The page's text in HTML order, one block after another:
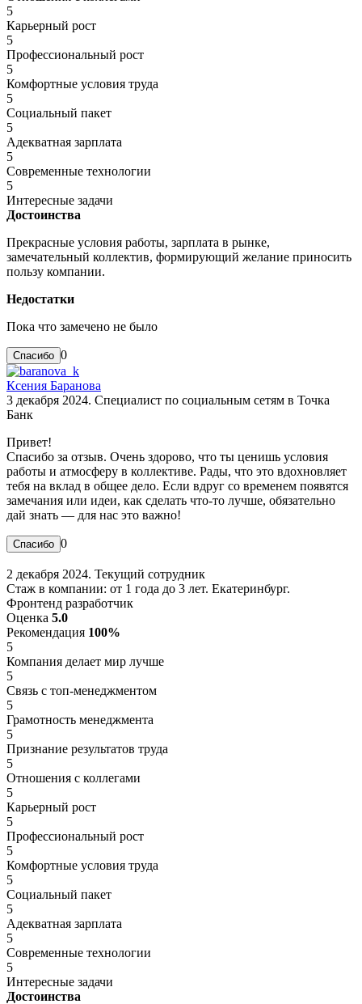
5
Карьерный рост
5
Профессиональный рост
5
Комфортные условия труда
5
Социальный пакет
5
Адекватная зарплата
5
Современные технологии
5
Интересные задачи
Достоинства
Прекрасные условия работы, зарплата в рынке,
замечательный коллектив, формирующий желание приносить
пользу компании.
Недостатки
Пока что замечено не было
0
Ксения Баранова
3 декабря 2024. Специалист по социальным сетям в Точка
Банк
Привет!
Спасибо за отзыв. Очень здорово, что ты ценишь условия
работы и атмосферу в коллективе. Рады, что это вдохновляет
тебя на вклад в общее дело. Если вдруг со временем появятся
замечания или идеи, как сделать что-то лучше, обязательно
дай знать — для нас это важно!
0
2 декабря 2024. Текущий сотрудник
Стаж в компании: от 1 года до 3 лет. Екатеринбург.
Фронтенд разработчик
Оценка 5.0
Рекомендация 100%
5
Компания делает мир лучше
5
Связь с топ-менеджментом
5
Грамотность менеджмента
5
Признание результатов труда
5
Отношения с коллегами
5
Карьерный рост
5
Профессиональный рост
5
Комфортные условия труда
5
Социальный пакет
5
Адекватная зарплата
5
Современные технологии
5
Интересные задачи
Достоинства